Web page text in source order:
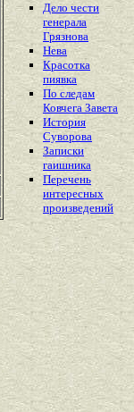
Дело чести
генерала
Грязнова
Нева
Красотка
пиявка
По следам
Ковчега Завета
История
Суворова
Записки
гаишника
Перечень
интересных
произведений